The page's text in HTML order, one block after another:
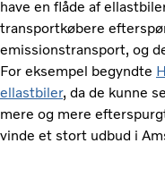
have en flåde af
transportkøbere
emissionstransport, og
For eksempel begyndte
ellastbiler, da de kunne
mere og mere
vinde et stort udbud i